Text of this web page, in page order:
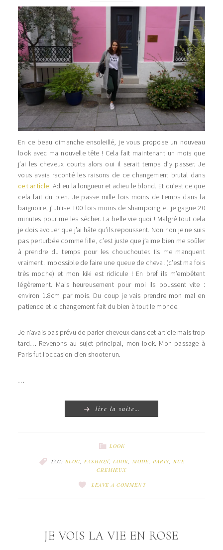
En ce beau dimanche ensoleillé, je vous propose un nouveau
look avec ma nouvelle tête ! Cela fait maintenant un mois que
j’ai les cheveux courts alors oui il serait temps d’y passer. Je
vous avais raconté les raisons de ce changement brutal dans
cet article. Adieu la longueur et adieu le blond. Et qu’est ce que
cela fait du bien. Je passe mille fois moins de temps dans la
baignoire, j’utilise 100 fois moins de shampoing et je gagne 20
minutes pour me les sécher. La belle vie quoi ! Malgré tout cela
je dois avouer que j’ai hâte qu’ils repoussent. Non non je ne suis
pas perturbée comme fille, c’est juste que j’aime bien me soûler
à prendre du temps pour les chouchouter. Ils me manquent
vraiment. Impossible de faire une queue de cheval (c’est ma fois
très moche) et mon kiki est ridicule ! En bref ils m’embêtent
légèrement. Mais heureusement pour moi ils poussent vite :
environ 1.8cm par mois. Du coup je vais prendre mon mal en
patience et le changement fait du bien à tout le monde.
Je n’avais pas prévu de parler cheveux dans cet article mais trop
tard… Revenons au sujet principal, mon look. Mon passage à
Paris fut l’occasion d’en shooter un.
…
lire la suite…
LOOK
TAG: BLOG, FASHION, LOOK, MODE, PARIS, RUE
CREMIEUX
LEAVE A COMMENT
JE VOIS LA VIE EN ROSE